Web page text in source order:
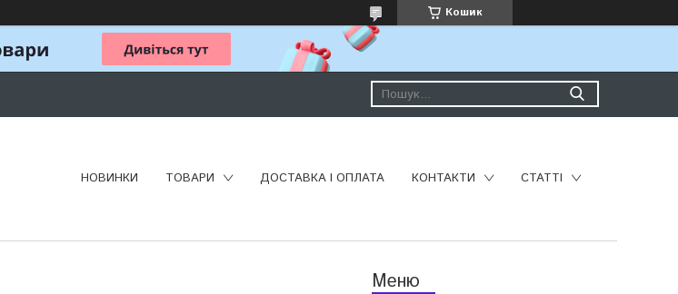
Кошик
НОВИНКИ ТОВАРИ ДОСТАВКА І ОПЛАТА КОНТАКТИ СТАТТІ